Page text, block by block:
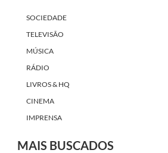
SOCIEDADE
TELEVISÃO
MÚSICA
RÁDIO
LIVROS & HQ
CINEMA
IMPRENSA
MAIS BUSCADOS